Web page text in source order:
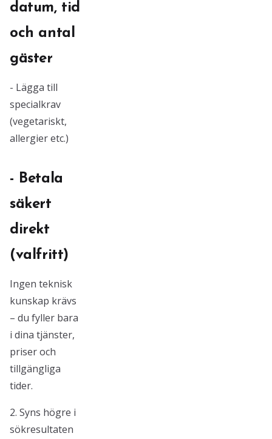
datum, tid
och antal
gäster
- Lägga till
specialkrav
(vegetariskt,
allergier etc.)
- Betala
säkert
direkt
(valfritt)
Ingen teknisk
kunskap krävs
– du fyller bara
i dina tjänster,
priser och
tillgängliga
tider.
2. Syns högre i
sökresultaten